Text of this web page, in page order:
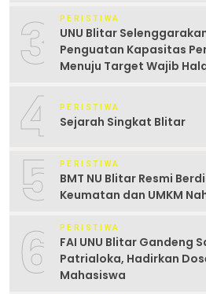
3 PERISTIWA
UNU Blitar
Penguatan Kapasitas
Menuju Target Wajib
4 PERISTIWA
Sejarah Singkat Blitar
5 PERISTIWA
BMT NU Blitar Resmi
Keumatan dan UMKM
6 PERISTIWA
FAI UNU Blitar Gandeng
Patrialoka, Hadirkan
Mahasiswa